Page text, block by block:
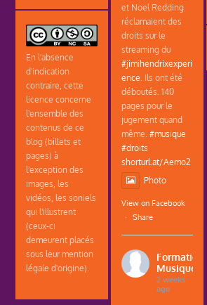
En l'absence
d'indication
contraire, cette
licence concerne
l'ensemble des
contenus de ce
blog (billets et
pages) à
l'exception des
images, les
vidéos, les soniels
qui l'illustrent
(ceux-ci
demeurent placés
sous leur mention
légale d'origine).
et Noel Redding
réclamaient des
droits sur le
streaming du
#jimihendrixexperi
ence . Ils ont été
déboutés. 140
pages pour le
jugement quand
même.#musique
#droits
shorturl.at/Aemo2
Photo
View on Facebook
·
Share
Formations
Musique
2 weeks
ago